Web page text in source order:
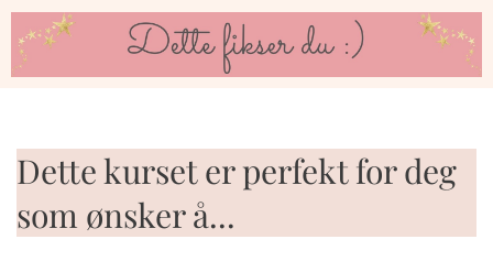
Dette kurset er perfekt for deg
som ønsker å...